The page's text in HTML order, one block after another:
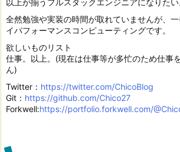
全然勉強や実装の時間が取れていませんが、
イパフォーマンスコンピューティングです。
欲しいものリスト
仕事。以上。(現在は仕事等が多忙のため仕事
ん)
Twitter： https://twitter.com/ChicoBlog
Git： https://github.com/Chico27
Forkwell:https://portfolio.forkwell.com/